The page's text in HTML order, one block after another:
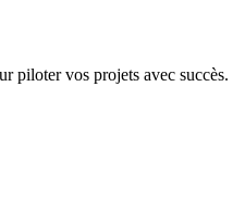
piloter vos projets avec succès.